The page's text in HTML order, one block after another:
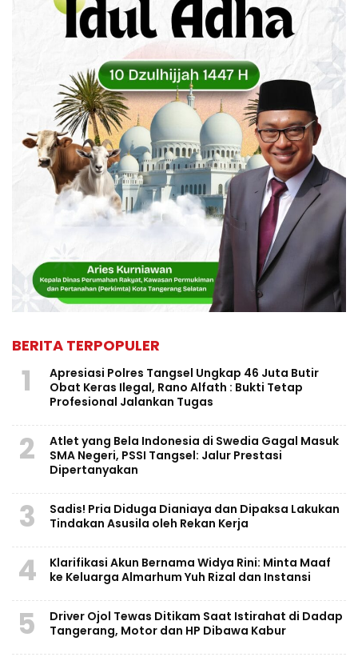
BERITA TERPOPULER
1
Apresiasi Polres Tangsel Ungkap 46 Juta Butir
Obat Keras Ilegal, Rano Alfath : Bukti Tetap
Profesional Jalankan Tugas
2
Atlet yang Bela Indonesia di Swedia Gagal Masuk
SMA Negeri, PSSI Tangsel: Jalur Prestasi
Dipertanyakan
3
Sadis! Pria Diduga Dianiaya dan Dipaksa Lakukan
Tindakan Asusila oleh Rekan Kerja
4
Klarifikasi Akun Bernama Widya Rini: Minta Maaf
ke Keluarga Almarhum Yuh Rizal dan Instansi
5
Driver Ojol Tewas Ditikam Saat Istirahat di Dadap
Tangerang, Motor dan HP Dibawa Kabur